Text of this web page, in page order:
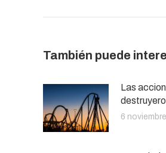
También puede
Las
6